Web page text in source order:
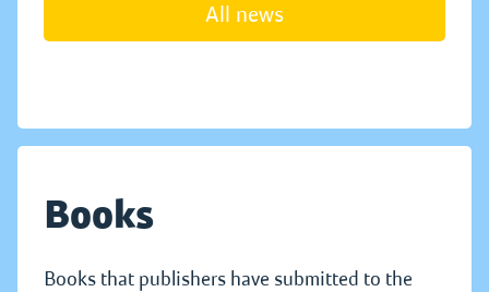
All news
Books
Books that publishers have submitted to the